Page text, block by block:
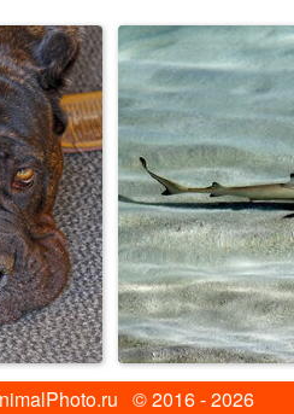
© 2016 - 2026